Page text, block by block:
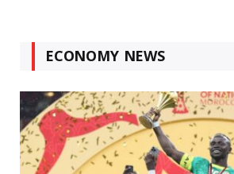
ECONOMY NEWS